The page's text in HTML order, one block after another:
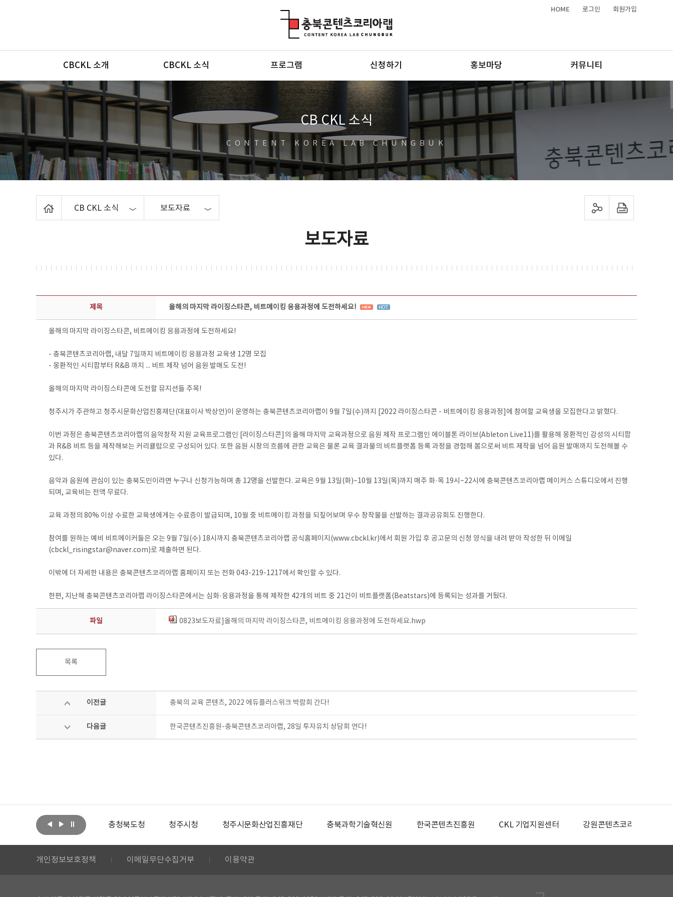
HOME 로그인 회원가입
메뉴
CBCKL 소개 CBCKL 소식 프로그램 신청하기 홍보마당 커뮤니티
CB CKL 소식
CONTENT KOREA LAB CHUNGBUK
CB CKL 소식 보도자료 sns 공유하기 프린트하기
보도자료
보도자료 상세보기 - 제목, 담당부서, 담당자, 담당연락처, 내용, 첨부파일 정보 제공
제목 올해의 마지막 라이징스타콘, 비트메이킹 응용과정에 도전하세요!
올해의 마지막 라이징스타콘, 비트메이킹 응용과정에 도전하세요!
- 충북콘텐츠코리아랩, 내달 7일까지 비트메이킹 응용과정 교육생 12명 모집
- 몽환적인 시티팝부터 R&B 까지 ... 비트 제작 넘어 음원 발매도 도전!
올해의 마지막 라이징스타콘에 도전할 뮤지션들 주목!
청주시가 주관하고 청주시문화산업진흥재단(대표이사 박상언)이 운영하는 충북콘텐츠코리아랩이 9월 7일(수)까지 [2022 라이징스타콘 - 비트메이킹 응용과정]에 참여할 교육생을 모집한다고 밝혔다.
이번 과정은 충북콘텐츠코리아랩의 음악창작 지원 교육프로그램인 [라이징스타콘]의 올해 마지막 교육과정으로 음원 제작 프로그램인 에이블톤 라이브(Ableton Live11)를 활용해 몽환적인 감성의 시티팝
과 R&B 비트 등을 제작해보는 커리큘럼으로 구성되어 있다. 또한 음원 시장의 흐름에 관한 교육은 물론 교육 결과물의 비트플랫폼 등록 과정을 경험해 봄으로써 비트 제작을 넘어 음원 발매까지 도전해볼 수
있다.
음악과 음원에 관심이 있는 충북도민이라면 누구나 신청가능하며 총 12명을 선발한다. 교육은 9월 13일(화)~10월 13일(목)까지 매주 화·목 19시~22시에 충북콘텐츠코리아랩 메이커스 스튜디오에서 진행
되며, 교육비는 전액 무료다.
교육 과정의 80% 이상 수료한 교육생에게는 수료증이 발급되며, 10월 중 비트메이킹 과정을 되짚어보며 우수 창작물을 선발하는 결과공유회도 진행한다.
참여를 원하는 예비 비트메이커들은 오는 9월 7일(수) 18시까지 충북콘텐츠코리아랩 공식홈페이지(www.cbckl.kr)에서 회원 가입 후 공고문의 신청 양식을 내려 받아 작성한 뒤 이메일
(cbckl_risingstar@naver.com)로 제출하면 된다.
이밖에 더 자세한 내용은 충북콘텐츠코리아랩 홈페이지 또는 전화 043-219-1217에서 확인할 수 있다.
한편, 지난해 충북콘텐츠코리아랩 라이징스타콘에서는 심화·응용과정을 통해 제작한 42개의 비트 중 21건이 비트플랫폼(Beatstars)에 등록되는 성과를 거뒀다.
파일 0823보도자료]올해의 마지막 라이징스타콘, 비트메이킹 응용과정에 도전하세요.hwp
목록
이전글 충북의 교육 콘텐츠, 2022 에듀플러스위크 박람회 간다!
다음글 한국콘텐츠진흥원-충북콘텐츠코리아랩, 28일 투자유치 상담회 연다!
문화체육관광부 충청북도청 청주시청 청주시문화산업진흥재단 충북과학기술혁신원 한국콘텐츠진흥원 CKL 기업지원센터 강원콘텐츠코리아랩
개인정보보호정책 이메일무단수집거부 이용약관